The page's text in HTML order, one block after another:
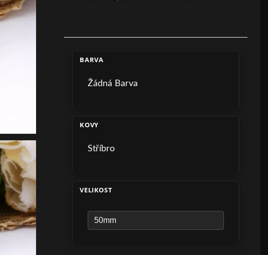
BARVA
Žádná Barva
KOVY
Stříbro
VELIKOST